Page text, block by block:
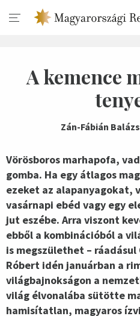
A kemence
Zán-Fábián Balázs
Vörösboros marhapofa,
gomba. Ha egy átlagos
ezeket az alapanyagokat,
vasárnapi ebéd vagy egy
jut eszébe. Arra viszont
ebből a kombinációból a
is megszülethet – ráadásul
Róbert idén januárban a
világbajnokságon a
világ élvonalába sütötte
hamisítatlan, magyaros